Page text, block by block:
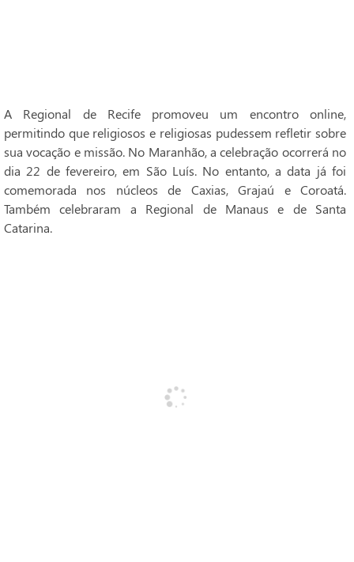
A Regional de Recife promoveu um encontro online,
permitindo que religiosos e religiosas pudessem refletir sobre
sua vocação e missão. No Maranhão, a celebração ocorrerá no
dia 22 de fevereiro, em São Luís. No entanto, a data já foi
comemorada nos núcleos de Caxias, Grajaú e Coroatá.
Também celebraram a Regional de Manaus e de Santa
Catarina.